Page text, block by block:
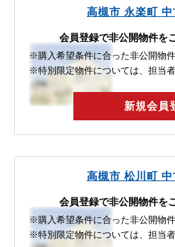
高槻市 永楽町 中
会員登録で非公開物件を
※購入希望条件に合った非公開物件
※特別限定物件については、担当
新規会員
高槻市 松川町 中
会員登録で非公開物件を
※購入希望条件に合った非公開物件
※特別限定物件については、担当